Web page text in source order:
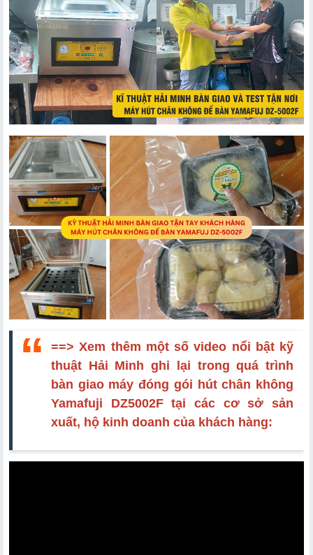
==> Xem thêm một số video nổi bật kỹ
thuật Hải Minh ghi lại trong quá trình
bàn giao máy đóng gói hút chân không
Yamafuji DZ5002F tại các cơ sở sản
xuất, hộ kinh doanh của khách hàng: